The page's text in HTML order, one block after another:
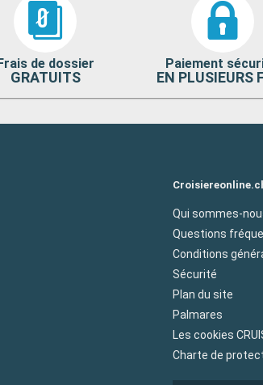
Frais de dossier
GRATUITS
Paiement
EN PLUSIEURS
Qui sommes-
Questions
Conditions
Sécurité
Plan du site
Palmares
Les cookies
Charte de